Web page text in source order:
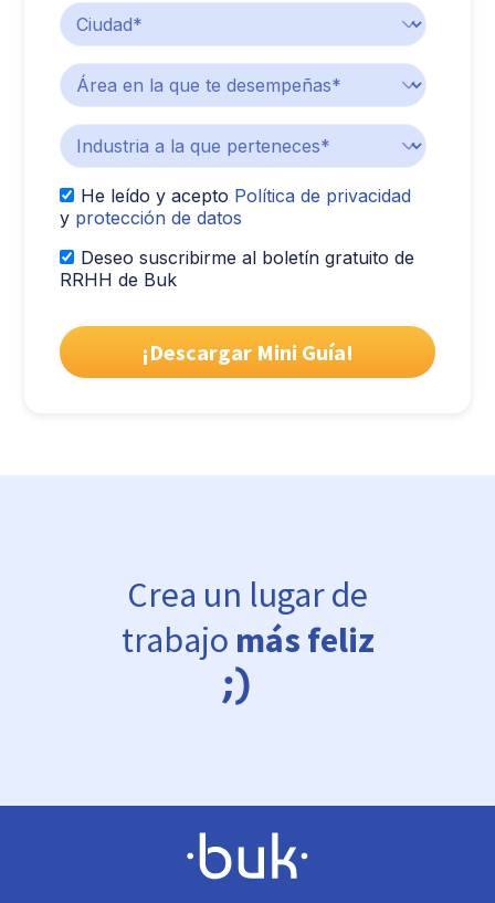
He leído y acepto Política de privacidad
y protección de datos
Deseo suscribirme al boletín gratuito de
RRHH de Buk
Crea un lugar de
trabajo más feliz